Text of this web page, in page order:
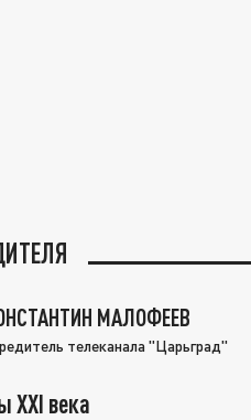
МАЛОФЕЕВ
телеканала "Царьград"
XXI века